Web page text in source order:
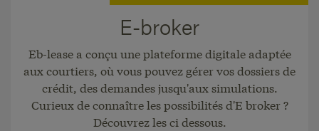
E-broker
Eb-lease a conçu une plateforme digitale adaptée
aux courtiers, où vous pouvez gérer vos dossiers de
crédit, des demandes jusqu'aux simulations.
Curieux de connaître les possibilités d'E broker ?
Découvrez les ci dessous.